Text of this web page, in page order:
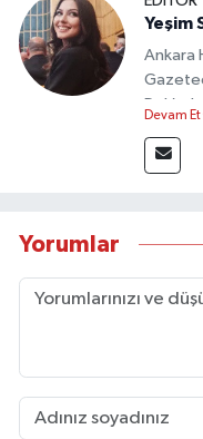
Yeşim
Ankara
Devam Et
Yorumlar